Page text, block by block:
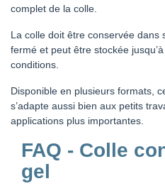
complet de la colle.
La colle doit être conservée dans
fermé et peut être stockée jusqu’à
conditions.
Disponible en plusieurs formats,
s’adapte aussi bien aux petits
applications plus importantes.
FAQ - Colle
gel